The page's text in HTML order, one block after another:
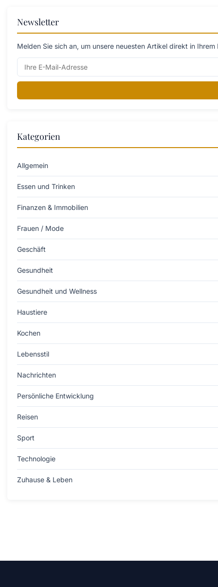
Newsletter
Melden Sie sich an, um unsere neuesten Artikel direkt in
Kategorien
Allgemein
Essen und Trinken
Finanzen & Immobilien
Frauen / Mode
Geschäft
Gesundheit
Gesundheit und Wellness
Haustiere
Kochen
Lebensstil
Nachrichten
Persönliche Entwicklung
Reisen
Sport
Technologie
Zuhause & Leben